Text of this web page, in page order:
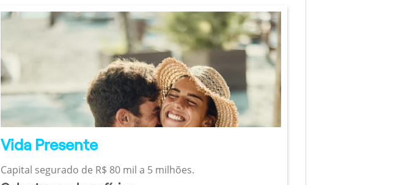
Vida Presente
Capital segurado de R$ 80 mil a 5 milhões.